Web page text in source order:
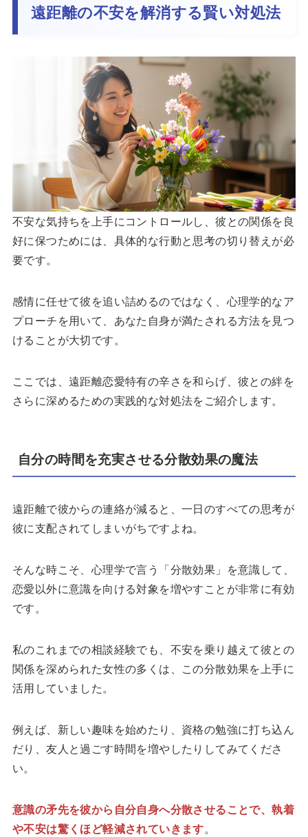
遠距離の不安を解消する賢い対処法
不安な気持ちを上手にコントロールし、彼との関係を良
好に保つためには、具体的な行動と思考の切り替えが必
要です。
感情に任せて彼を追い詰めるのではなく、心理学的なア
プローチを用いて、あなた自身が満たされる方法を見つ
けることが大切です。
ここでは、遠距離恋愛特有の辛さを和らげ、彼との絆を
さらに深めるための実践的な対処法をご紹介します。
自分の時間を充実させる分散効果の魔法
遠距離で彼からの連絡が減ると、一日のすべての思考が
彼に支配されてしまいがちですよね。
そんな時こそ、心理学で言う「分散効果」を意識して、
恋愛以外に意識を向ける対象を増やすことが非常に有効
です。
私のこれまでの相談経験でも、不安を乗り越えて彼との
関係を深められた女性の多くは、この分散効果を上手に
活用していました。
例えば、新しい趣味を始めたり、資格の勉強に打ち込ん
だり、友人と過ごす時間を増やしたりしてみてくださ
い。
意識の矛先を彼から自分自身へ分散させることで、執着
や不安は驚くほど軽減されていきます。